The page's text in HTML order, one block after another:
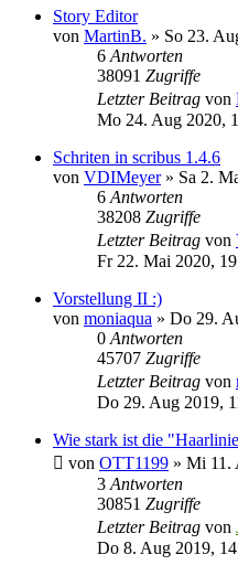
Story Editor
von MartinB. » So 23.
6 Antworten
38091 Zugriffe
Letzter Beitrag von
Mo 24. Aug 2020,
Schriten in scribus 1.4.6
von VDIMeyer» Sa 2.
6 Antworten
38208 Zugriffe
Letzter Beitrag von
Fr 22. Mai 2020,
Vorstellung II :)
von moniaqua » Do 29.
0 Antworten
45707 Zugriffe
Letzter Beitrag von
Do 29. Aug 2019,
Wie stark ist die
von OTT1199 » Mi 11.
3 Antworten
30851 Zugriffe
Letzter Beitrag von
Do 8. Aug 2019,